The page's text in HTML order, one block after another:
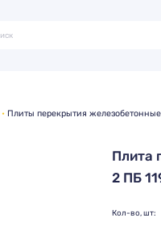
Плиты перекрытия
Плита
2 ПБ
Кол-во, шт: